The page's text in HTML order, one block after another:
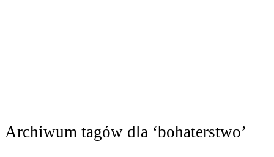
Archiwum tagów dla ‘bohaterstwo’